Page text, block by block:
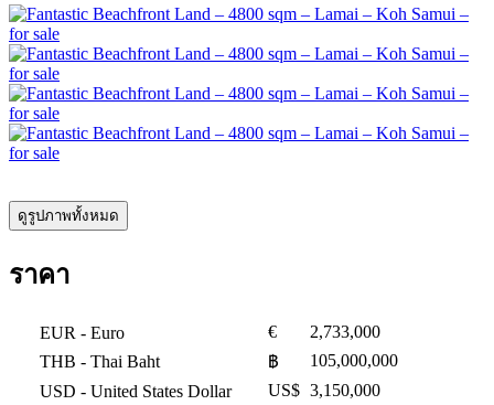
ดูรูปภาพทั้งหมด
ราคา
EUR - Euro €
2,733,000
THB - Thai Baht ฿
105,000,000
USD - United States Dollar US$ 3,150,000